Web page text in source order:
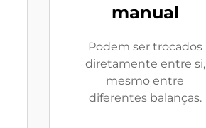
manual
Podem ser trocados
diretamente entre si,
mesmo entre
diferentes balanças.